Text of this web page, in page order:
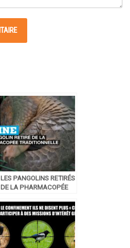
LES PANGOLINS RETIRÉS
DE LA PHARMACOPÉE
CHINOISE